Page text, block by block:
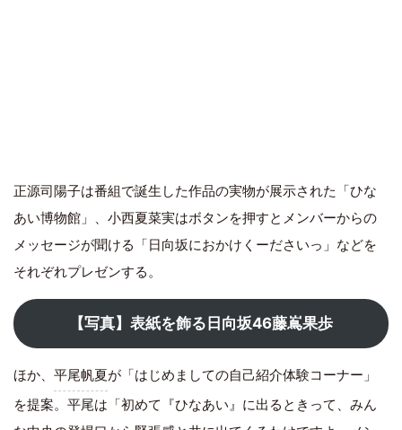
正源司陽子は番組で誕生した作品の実物が展示された「ひな
あい博物館」、小西夏菜実はボタンを押すとメンバーからの
メッセージが聞ける「日向坂におかけくーださいっ」などを
それぞれプレゼンする。
【写真】表紙を飾る日向坂46藤嶌果歩
ほか、 平尾帆夏が「はじめましての自己紹介体験コーナー」
を提案。平尾は「初めて『ひなあい』に出るときって、みん